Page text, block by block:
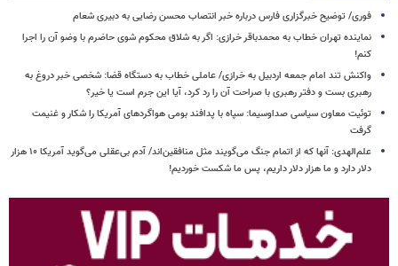
فوری/ توضیح خبرگزاری فارس درباره خبر انتصاب محسن رضایی به دبیری شعام
نماینده تهران خطاب به محمدباقر خرازی: اگر به شلاق محکوم شوی حاضرم با وضو آن را اجرا
کنم!
واکنش تند امام جمعه اردبیل به خرازی/ عاملی خطاب به دستگاه قضا: شخصی خبر دروغ به
رهبری بست و دفتر رهبری با صراحت آن را رد کرد، آیا این جرم است یا خیر؟
توئیت معاون سیاسی صداوسیما: سپاه با پدافند بومی هواگردهای آمریکا را شکار و غنیمت
گرفت
علم‌الهدی: آنها که از اتمام جنگ می‌گویند مثل منافقین‌اند/ آدم بی‌عقلی می‌گوید آمریکا ۱۰ هزار
دلار دارد و ما هزار دلار داریم، پس ما شکست خوردیم!